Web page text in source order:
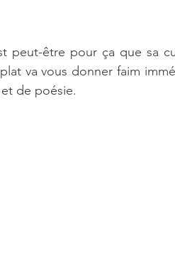
peut-être pour ça que sa
va vous donner faim
de poésie.